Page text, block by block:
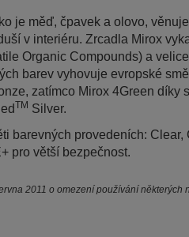
je měď, čpavek a olovo,
v interiéru. Zrcadla Mirox
Organic Compounds) a
barev vyhovuje evropské
zatímco Mirox 4Green díky
TM Silver.
barevných provedeních: Clear,
pro větší bezpečnost.
2011 o omezení používání některých